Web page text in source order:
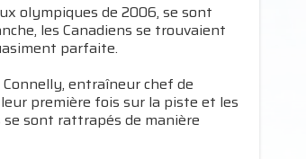
olympiques de 2006, se sont
les Canadiens se trouvaient
parfaite.
entraîneur chef de
première fois sur la piste et les
sont rattrapés de manière